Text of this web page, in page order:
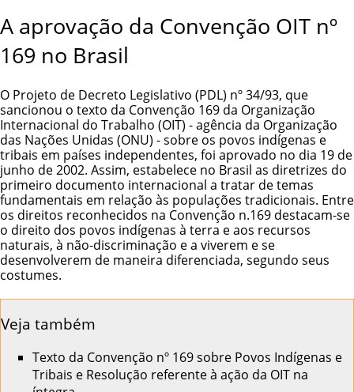
A aprovação da Convenção OIT nº
169 no Brasil
O Projeto de Decreto Legislativo (PDL) nº 34/93, que
sancionou o texto da Convenção 169 da Organização
Internacional do Trabalho (OIT) - agência da Organização
das Nações Unidas (ONU) - sobre os povos indígenas e
tribais em países independentes, foi aprovado no dia 19 de
junho de 2002. Assim, estabelece no Brasil as diretrizes do
primeiro documento internacional a tratar de temas
fundamentais em relação às populações tradicionais. Entre
os direitos reconhecidos na Convenção n.169 destacam-se
o direito dos povos indígenas à terra e aos recursos
naturais, à não-discriminação e a viverem e se
desenvolverem de maneira diferenciada, segundo seus
costumes.
Veja também
Texto da Convenção nº 169 sobre Povos Indígenas e
Tribais e Resolução referente à ação da OIT na